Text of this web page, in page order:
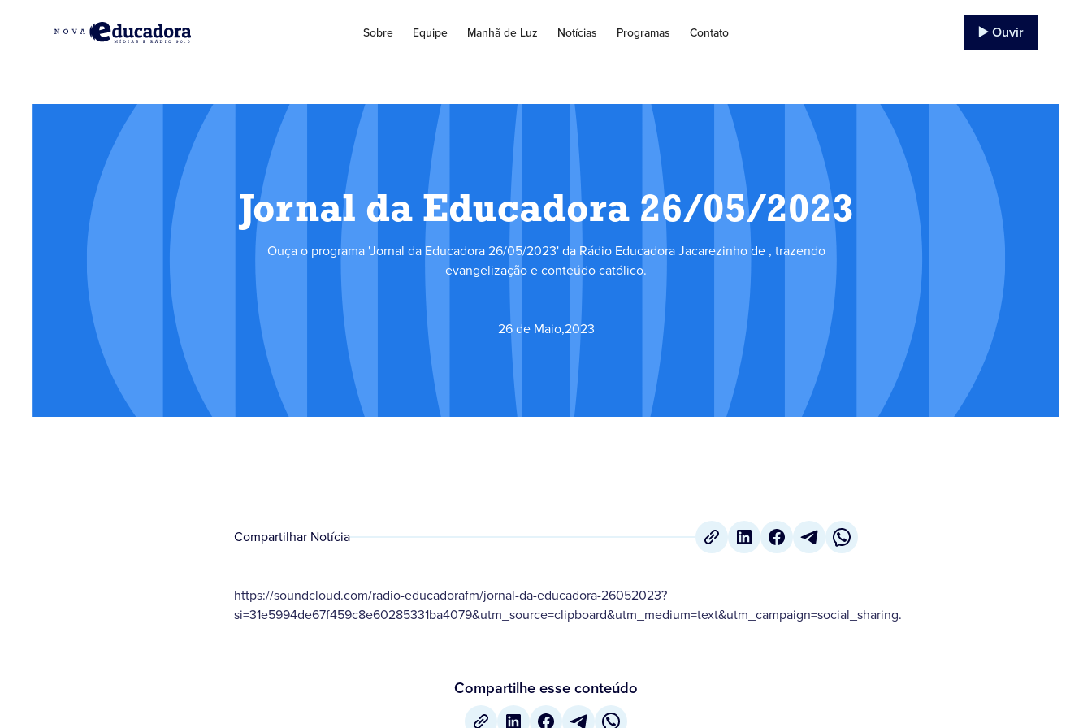
Sobre Equipe Manhã de Luz Notícias Programas Contato ▶️ Ouvir
Jornal da Educadora 26/05/2023
Ouça o programa 'Jornal da Educadora 26/05/2023' da Rádio Educadora Jacarezinho de , trazendo
evangelização e conteúdo católico.
26 de Maio,2023
Compartilhar Notícia
https://soundcloud.com/radio-educadorafm/jornal-da-educadora-26052023?
si=31e5994de67f459c8e60285331ba4079&utm_source=clipboard&utm_medium=text&utm_campaign=social_sharing.
Compartilhe esse conteúdo